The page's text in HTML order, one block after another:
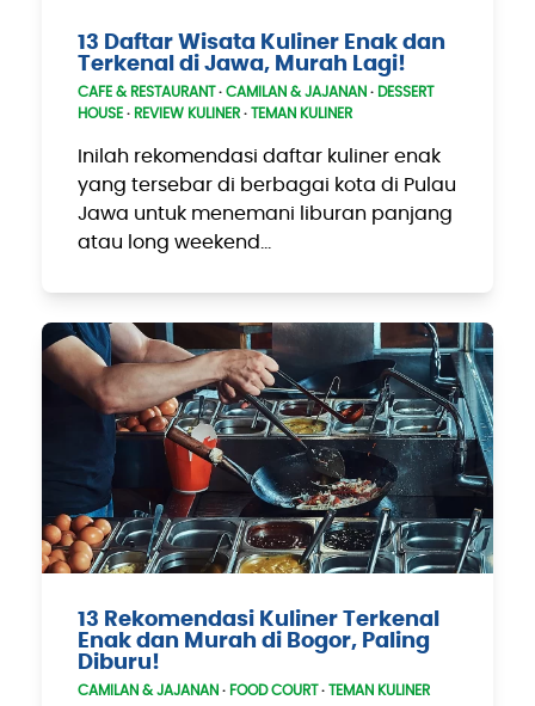
13 Daftar Wisata Kuliner Enak dan
Terkenal di Jawa, Murah Lagi!
CAFE & RESTAURANT· CAMILAN & JAJANAN · DESSERT
HOUSE· REVIEW KULINER· TEMAN KULINER
Inilah rekomendasi daftar kuliner enak
yang tersebar di berbagai kota di Pulau
Jawa untuk menemani liburan panjang
atau long weekend…
13 Rekomendasi Kuliner Terkenal
Enak dan Murah di Bogor, Paling
Diburu!
CAMILAN & JAJANAN · FOOD COURT· TEMAN KULINER